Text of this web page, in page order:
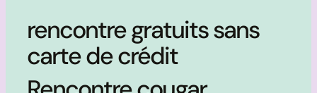
rencontre gratuits sans
carte de crédit